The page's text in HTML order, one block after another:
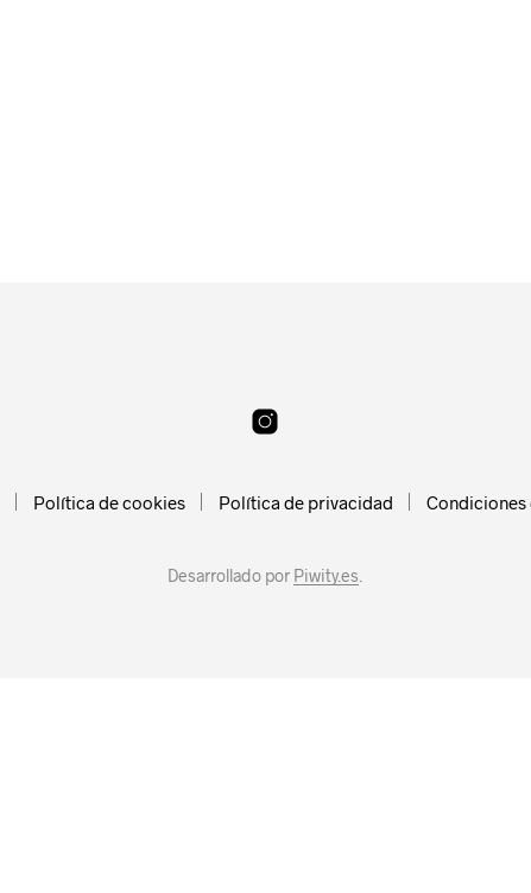
Política de cookies Política de privacidad
Desarrollado por Piwity.es